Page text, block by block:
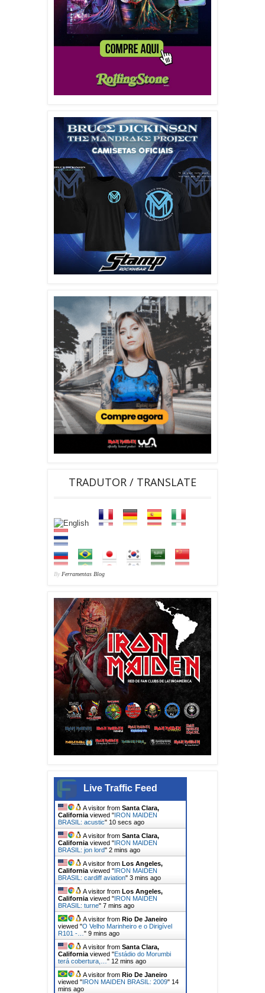
TRADUTOR / TRANSLATE
By Ferramentas Blog
Live Traffic Feed
A visitor from Santa Clara,
California viewed "IRON MAIDEN
BRASIL: acustic" 12 secs ago
A visitor from Santa Clara,
California viewed "IRON MAIDEN
BRASIL: jon lord" 2 mins ago
A visitor from Los Angeles,
California viewed "IRON MAIDEN
BRASIL: cardiff aviation" 4 mins ago
A visitor from Los Angeles,
California viewed "IRON MAIDEN
BRASIL: turne" 7 mins ago
A visitor from Rio De Janeiro
viewed "O Velho Marinheiro e o Dirigível
R101 -… " 9 mins ago
A visitor from Santa Clara,
California viewed "Estádio do Morumbi
terá cobertura,… " 12 mins ago
A visitor from Rio De Janeiro
viewed "IRON MAIDEN BRASIL: 2009" 14
mins ago